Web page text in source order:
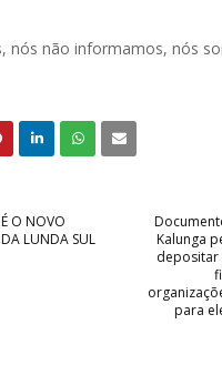
nós não informamos, nós
Kalunga
para
O NOVO
LUNDA SUL